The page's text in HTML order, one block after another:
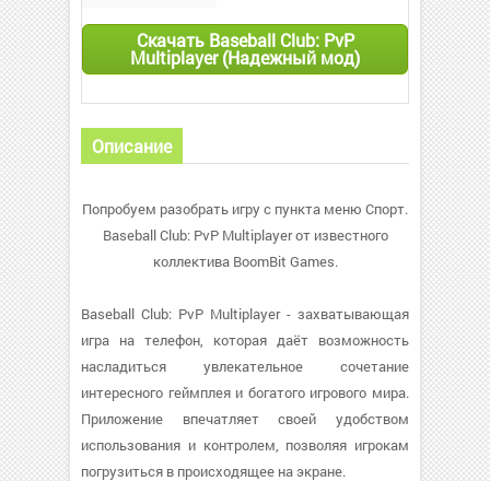
Скачать Baseball Club: PvP
Multiplayer (Надежный мод)
Описание
Попробуем разобрать игру с пункта меню Спорт.
Baseball Club: PvP Multiplayer от известного
коллектива BoomBit Games.
Baseball Club: PvP Multiplayer - захватывающая
игра на телефон, которая даёт возможность
насладиться увлекательное сочетание
интересного геймплея и богатого игрового мира.
Приложение впечатляет своей удобством
использования и контролем, позволяя игрокам
погрузиться в происходящее на экране.